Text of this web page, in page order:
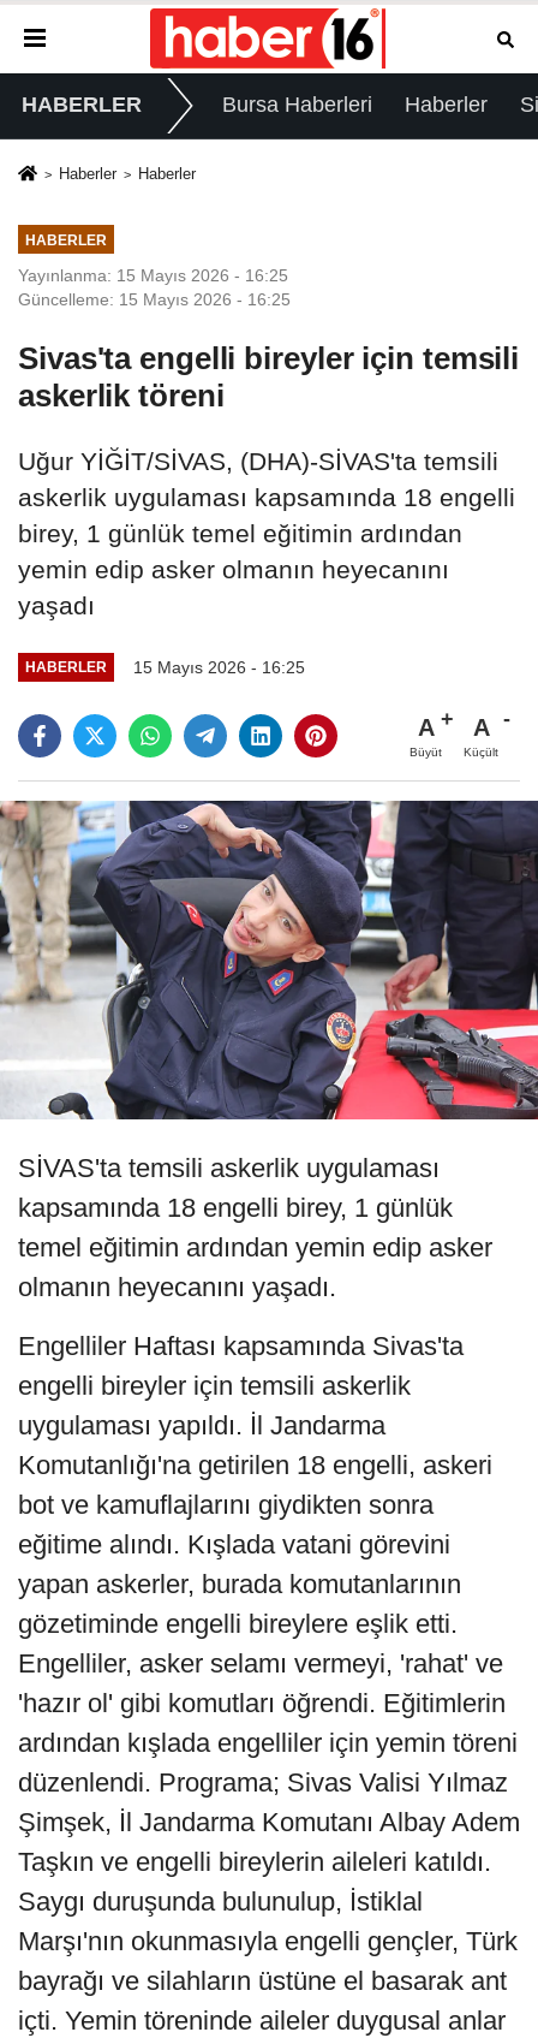
HABERLER Bursa Haberleri Haberler
Haberler Haberler
HABERLER
Yayınlanma: 15 Mayıs 2026 - 16:25
Güncelleme: 15 Mayıs 2026 - 16:25
Sivas'ta engelli bireyler için temsili
askerlik töreni
Uğur YİĞİT/SİVAS, (DHA)-SİVAS'ta temsili
askerlik uygulaması kapsamında 18 engelli
birey, 1 günlük temel eğitimin ardından
yemin edip asker olmanın heyecanını
yaşadı
HABERLER 15 Mayıs 2026 - 16:25
A
Büyüt
A
Küçült
SİVAS'ta temsili askerlik uygulaması
kapsamında 18 engelli birey, 1 günlük
temel eğitimin ardından yemin edip asker
olmanın heyecanını yaşadı.
Engelliler Haftası kapsamında Sivas'ta
engelli bireyler için temsili askerlik
uygulaması yapıldı. İl Jandarma
Komutanlığı'na getirilen 18 engelli, askeri
bot ve kamuflajlarını giydikten sonra
eğitime alındı. Kışlada vatani görevini
yapan askerler, burada komutanlarının
gözetiminde engelli bireylere eşlik etti.
Engelliler, asker selamı vermeyi, 'rahat' ve
'hazır ol' gibi komutları öğrendi. Eğitimlerin
ardından kışlada engelliler için yemin töreni
düzenlendi. Programa; Sivas Valisi Yılmaz
Şimşek, İl Jandarma Komutanı Albay Adem
Taşkın ve engelli bireylerin aileleri katıldı.
Saygı duruşunda bulunulup, İstiklal
Marşı'nın okunmasıyla engelli gençler, Türk
bayrağı ve silahların üstüne el basarak ant
içti. Yemin töreninde aileler duygusal anlar